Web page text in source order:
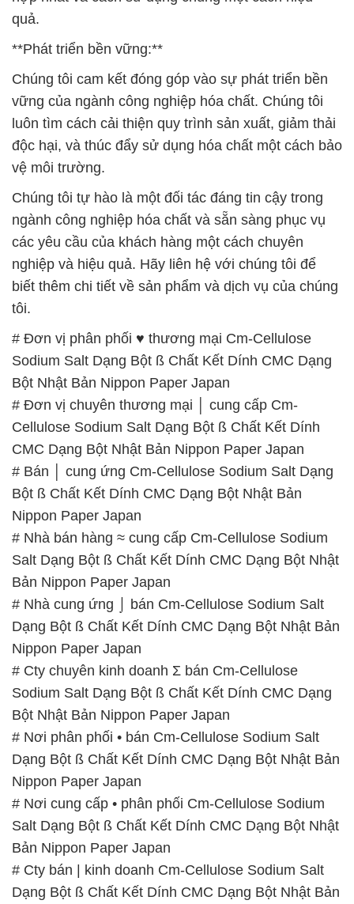
quả.
**Phát triển bền vững:**
Chúng tôi cam kết đóng góp vào sự phát triển bền
vững của ngành công nghiệp hóa chất. Chúng tôi
luôn tìm cách cải thiện quy trình sản xuất, giảm thải
độc hại, và thúc đẩy sử dụng hóa chất một cách bảo
vệ môi trường.
Chúng tôi tự hào là một đối tác đáng tin cậy trong
ngành công nghiệp hóa chất và sẵn sàng phục vụ
các yêu cầu của khách hàng một cách chuyên
nghiệp và hiệu quả. Hãy liên hệ với chúng tôi để
biết thêm chi tiết về sản phẩm và dịch vụ của chúng
tôi.
# Đơn vị phân phối ♥ thương mại Cm-Cellulose
Sodium Salt Dạng Bột ß Chất Kết Dính CMC Dạng
Bột Nhật Bản Nippon Paper Japan
# Đơn vị chuyên thương mại │ cung cấp Cm-
Cellulose Sodium Salt Dạng Bột ß Chất Kết Dính
CMC Dạng Bột Nhật Bản Nippon Paper Japan
# Bán │ cung ứng Cm-Cellulose Sodium Salt Dạng
Bột ß Chất Kết Dính CMC Dạng Bột Nhật Bản
Nippon Paper Japan
# Nhà bán hàng ≈ cung cấp Cm-Cellulose Sodium
Salt Dạng Bột ß Chất Kết Dính CMC Dạng Bột Nhật
Bản Nippon Paper Japan
# Nhà cung ứng ⌡ bán Cm-Cellulose Sodium Salt
Dạng Bột ß Chất Kết Dính CMC Dạng Bột Nhật Bản
Nippon Paper Japan
# Cty chuyên kinh doanh Σ bán Cm-Cellulose
Sodium Salt Dạng Bột ß Chất Kết Dính CMC Dạng
Bột Nhật Bản Nippon Paper Japan
# Nơi phân phối • bán Cm-Cellulose Sodium Salt
Dạng Bột ß Chất Kết Dính CMC Dạng Bột Nhật Bản
Nippon Paper Japan
# Nơi cung cấp • phân phối Cm-Cellulose Sodium
Salt Dạng Bột ß Chất Kết Dính CMC Dạng Bột Nhật
Bản Nippon Paper Japan
# Cty bán | kinh doanh Cm-Cellulose Sodium Salt
Dạng Bột ß Chất Kết Dính CMC Dạng Bột Nhật Bản